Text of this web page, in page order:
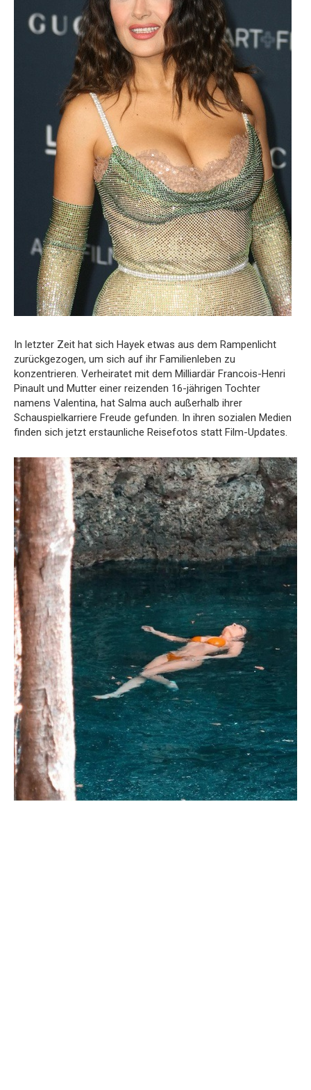
In letzter Zeit hat sich Hayek etwas aus dem Rampenlicht
zurückgezogen, um sich auf ihr Familienleben zu
konzentrieren. Verheiratet mit dem Milliardär Francois-Henri
Pinault und Mutter einer reizenden 16-jährigen Tochter
namens Valentina, hat Salma auch außerhalb ihrer
Schauspielkarriere Freude gefunden. In ihren sozialen Medien
finden sich jetzt erstaunliche Reisefotos statt Film-Updates.